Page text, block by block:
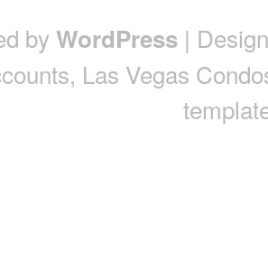
by WordPress |
, Las Vegas